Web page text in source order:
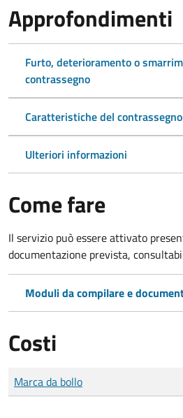
Approfondimenti
Furto, deterioramento o
contrassegno
Caratteristiche del contrassegno
Ulteriori informazioni
Come fare
Il servizio può essere attivato
documentazione prevista,
Moduli da compilare e
Costi
Tipo di pagamento
Importo
Marca da bollo